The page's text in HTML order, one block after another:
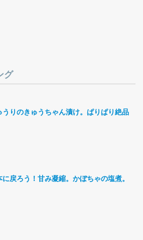
グ
うりのきゅうちゃん漬け。ぱりぱり絶品。
に戻ろう！甘み凝縮。かぼちゃの塩煮。